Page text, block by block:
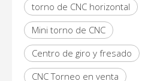
torno de CNC horizontal
Mini torno de CNC
Centro de giro y fresado
CNC Torneo en venta